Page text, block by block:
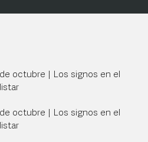
octubre | Los signos en el
octubre | Los signos en el